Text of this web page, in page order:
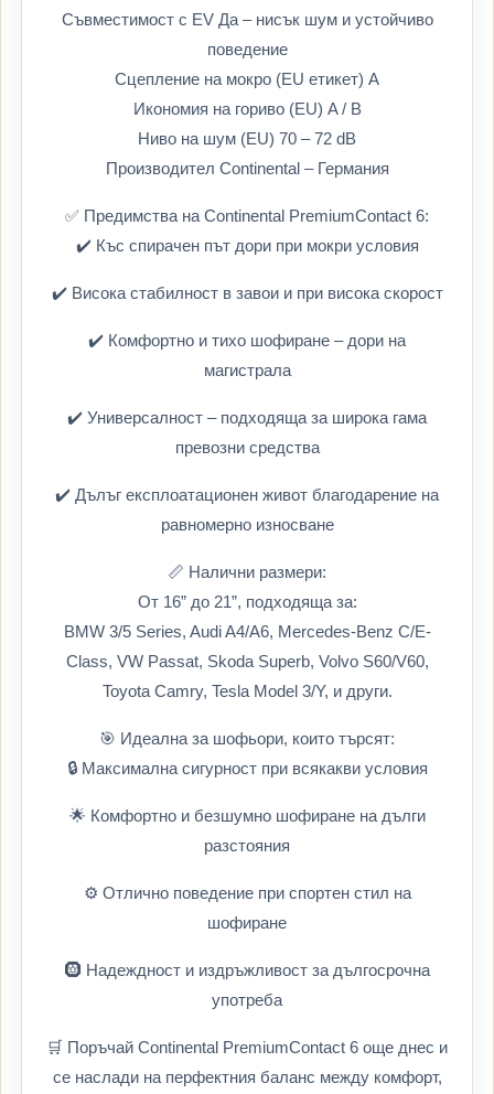
Съвместимост с EV Да – нисък шум и устойчиво
поведение
Сцепление на мокро (EU етикет) A
Икономия на гориво (EU) A / B
Ниво на шум (EU) 70 – 72 dB
Производител Continental – Германия
✅ Предимства на Continental PremiumContact 6:
✔️ Къс спирачен път дори при мокри условия
✔️ Висока стабилност в завои и при висока скорост
✔️ Комфортно и тихо шофиране – дори на
магистрала
✔️ Универсалност – подходяща за широка гама
превозни средства
✔️ Дълъг експлоатационен живот благодарение на
равномерно износване
📏 Налични размери:
От 16” до 21”, подходяща за:
BMW 3/5 Series, Audi A4/A6, Mercedes-Benz C/E-
Class, VW Passat, Skoda Superb, Volvo S60/V60,
Toyota Camry, Tesla Model 3/Y, и други.
🎯 Идеална за шофьори, които търсят:
🔒 Максимална сигурност при всякакви условия
🌟 Комфортно и безшумно шофиране на дълги
разстояния
⚙️ Отлично поведение при спортен стил на
шофиране
🛞 Надеждност и издръжливост за дългосрочна
употреба
🛒 Поръчай Continental PremiumContact 6 още днес и
се наслади на перфектния баланс между комфорт,